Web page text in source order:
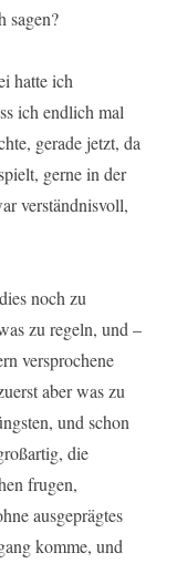
sagen?
hatte ich
ich endlich mal
gerade jetzt, da
gerne in der
verständnisvoll,
noch zu
zu regeln, und –
versprochene
aber was zu
und schon
die
frugen,
ausgeprägtes
komme, und